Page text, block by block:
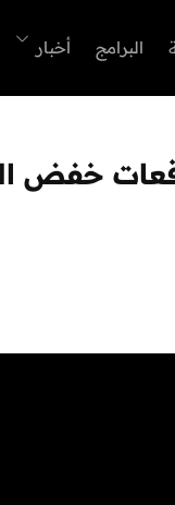
البرامج أخبار
خفض